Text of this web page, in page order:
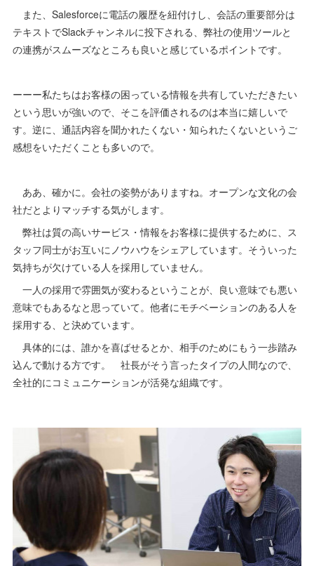
また、Salesforceに電話の履歴を紐付けし、会話の重要部分は
テキストでSlackチャンネルに投下される、弊社の使用ツールと
の連携がスムーズなところも良いと感じているポイントです。
ーーー私たちはお客様の困っている情報を共有していただきたい
という思いが強いので、そこを評価されるのは本当に嬉しいで
す。逆に、通話内容を聞かれたくない・知られたくないというご
感想をいただくことも多いので。
ああ、確かに。会社の姿勢がありますね。オープンな文化の会
社だとよりマッチする気がします。
弊社は質の高いサービス・情報をお客様に提供するために、ス
タッフ同士がお互いにノウハウをシェアしています。そういった
気持ちが欠けている人を採用していません。
一人の採用で雰囲気が変わるということが、良い意味でも悪い
意味でもあるなと思っていて。他者にモチベーションのある人を
採用する、と決めています。
具体的には、誰かを喜ばせるとか、相手のためにもう一歩踏み
込んで動ける方です。 社長がそう言ったタイプの人間なので、
全社的にコミュニケーションが活発な組織です。